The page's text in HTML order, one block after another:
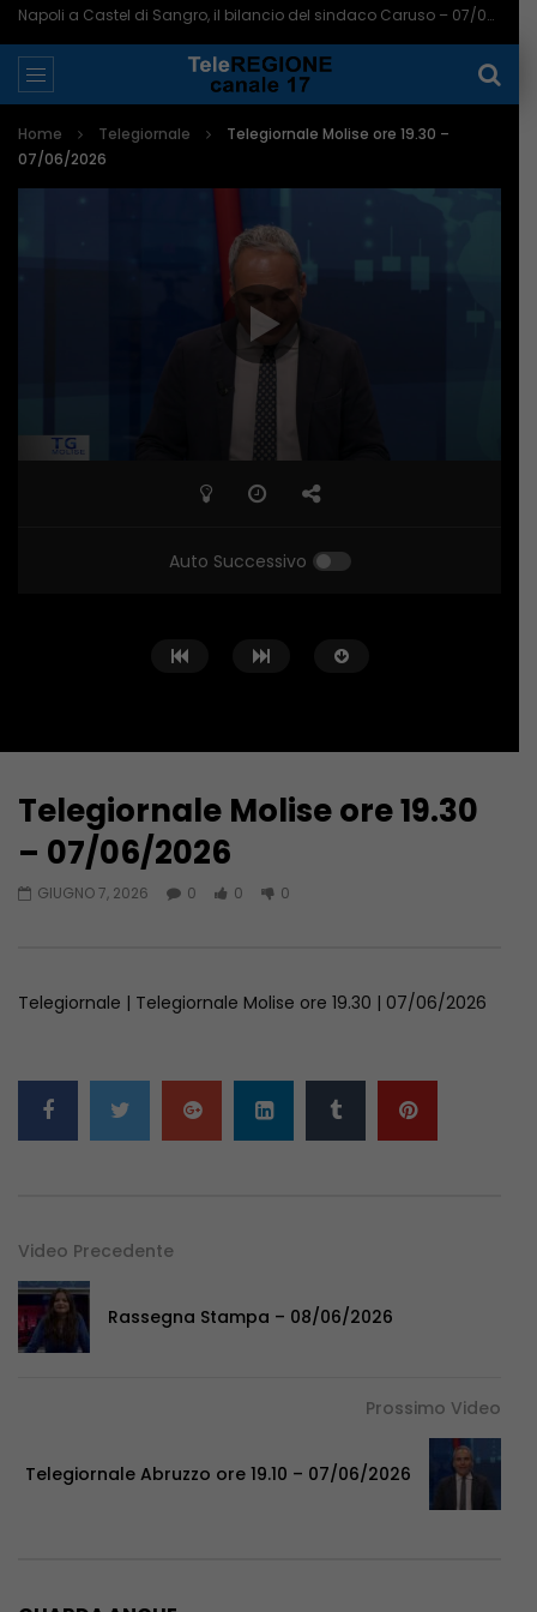
Napoli a Castel di Sangro, il bilancio del sindaco Caruso – 07/08/2026
Home Telegiornale
Telegiornale Molise ore 19.30 –
07/06/2026
Auto Successivo
44:20
Telegiornale Molise ore 14.00 –
07/08/2026
Telegiornale Molise ore 19.30
– 07/06/2026
GIUGNO 7, 2026 0 0 0
Telegiornale | Telegiornale Molise ore 19.30 | 07/06/2026
Video Precedente
Rassegna Stampa – 08/06/2026
Prossimo Video
Telegiornale Abruzzo ore 19.10 – 07/06/2026